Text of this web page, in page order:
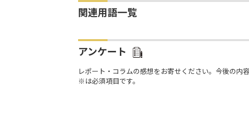
関連用語一覧
アンケート
レポート・コラムの感想をお寄せください。今後の内
※は必須項目です。